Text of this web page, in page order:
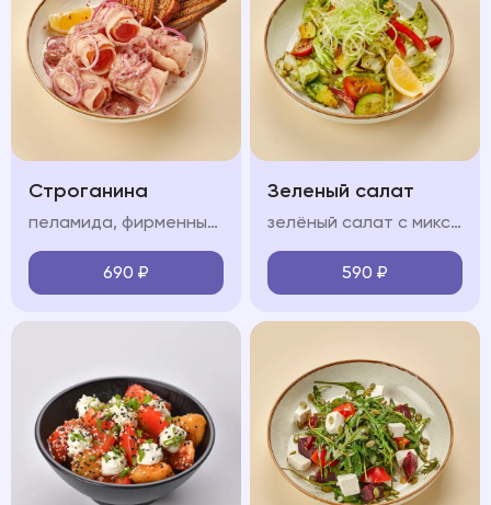
Строганина
пеламида, фирменный соус, красный лук, лимон, тост из черного хлеба
690 ₽
Зеленый салат
зелёный салат с миксом салата, огурцом, болгарским перцем, сельдереем, авокадо, черри и соусом песто
590 ₽